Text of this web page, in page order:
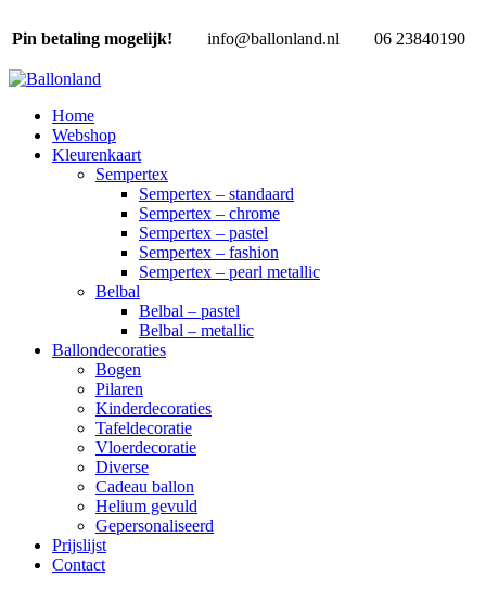
Pin betaling mogelijk! info@ballonland.nl 06 23840190
Home
Webshop
Kleurenkaart
Sempertex
Sempertex – standaard
Sempertex – chrome
Sempertex – pastel
Sempertex – fashion
Sempertex – pearl metallic
Belbal
Belbal – pastel
Belbal – metallic
Ballondecoraties
Bogen
Pilaren
Kinderdecoraties
Tafeldecoratie
Vloerdecoratie
Diverse
Cadeau ballon
Helium gevuld
Gepersonaliseerd
Prijslijst
Contact